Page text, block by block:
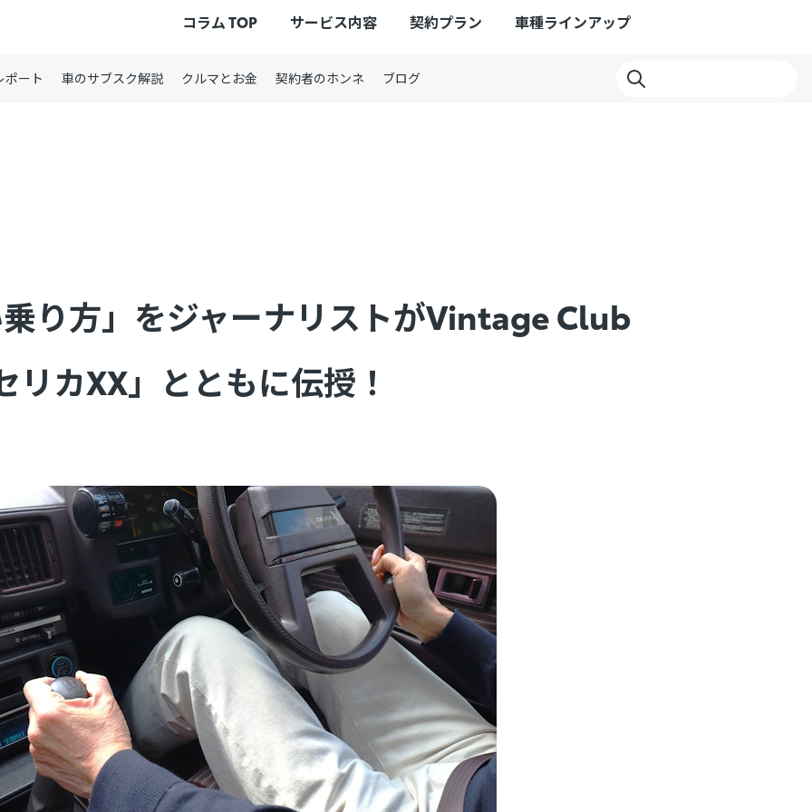
コラム TOP サービス内容 契約プラン 車種ラインアップ
ポート 車のサブスク解説 クルマとお金 契約者のホンネ ブログ
り方」をジャーナリストがVintage Club
カXX」とともに伝授！